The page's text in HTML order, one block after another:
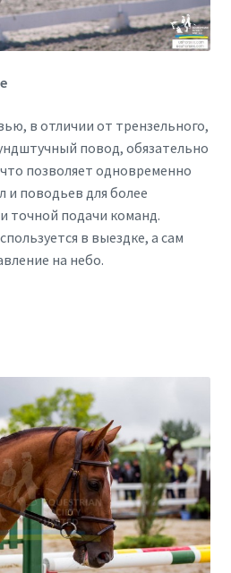
в отличии от трензельного,
повод, обязательно
позволяет одновременно
и поводьев для более
точной подачи команд.
в выездке, а сам
на небо.